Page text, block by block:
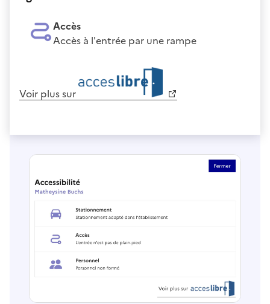
Accès
Accès à l'entrée par une rampe
Voir plus sur